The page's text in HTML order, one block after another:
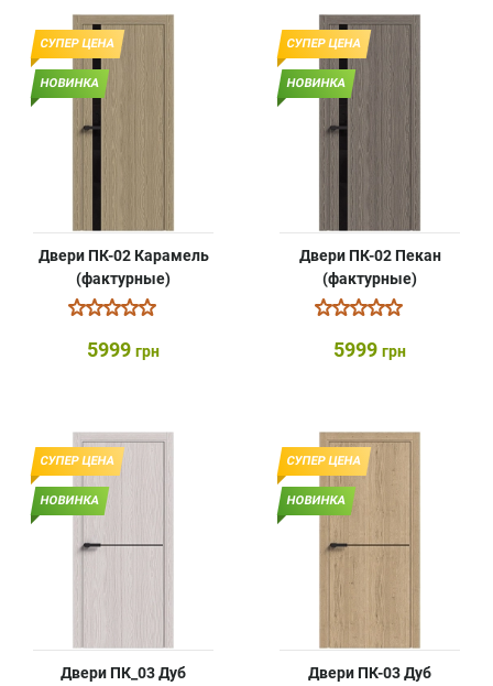
СУПЕР ЦЕНА
НОВИНКА
Двери ПК-02 Карамель
(фактурные)
5999 грн
СУПЕР ЦЕНА
НОВИНКА
Двери ПК-02 Пекан
(фактурные)
5999 грн
СУПЕР ЦЕНА
НОВИНКА
Двери ПК_03 Дуб
СУПЕР ЦЕНА
НОВИНКА
Двери ПК-03 Дуб